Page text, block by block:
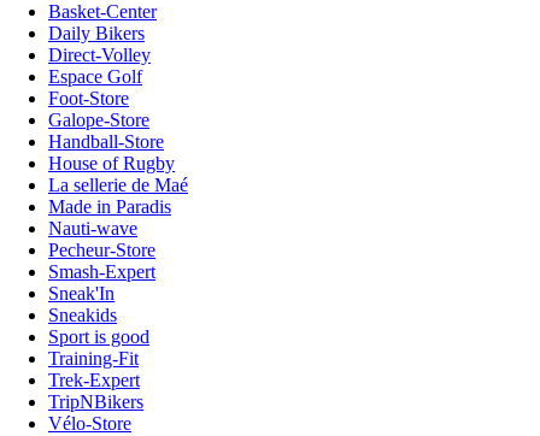
Basket-Center
Daily Bikers
Direct-Volley
Espace Golf
Foot-Store
Galope-Store
Handball-Store
House of Rugby
La sellerie de Maé
Made in Paradis
Nauti-wave
Pecheur-Store
Smash-Expert
Sneak'In
Sneakids
Sport is good
Training-Fit
Trek-Expert
TripNBikers
Vélo-Store